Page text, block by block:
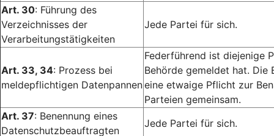
Art. 30: Führung des
Verzeichnisses der
Verarbeitungstätigkeiten
Jede Partei für sich.
Art. 33, 34: Prozess bei
meldepflichtigen Datenpannen
Federführend ist diejenige
Behörde gemeldet hat. Die
eine etwaige Pflicht zur
Parteien gemeinsam.
Art. 37: Benennung eines
Datenschutzbeauftragten
Jede Partei für sich.